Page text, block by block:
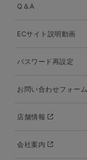
Q＆A
ECサイト説明動画
パスワード再設定
お問い合わせフォーム
店舗情報
会社案内